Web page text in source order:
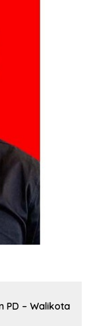
PD – Walikota